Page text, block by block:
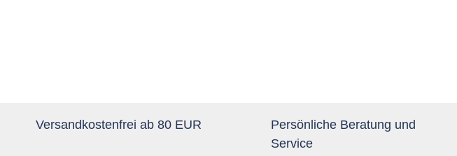
Versandkostenfrei ab 80 EUR
Persönliche Beratung und
Service